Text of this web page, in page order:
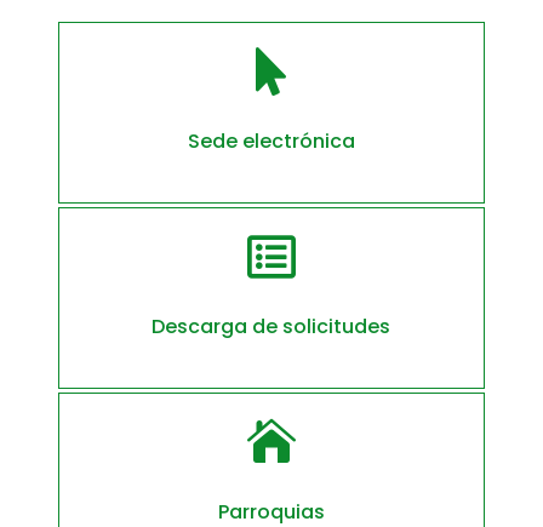

Sede electrónica

Descarga de solicitudes

Parroquias